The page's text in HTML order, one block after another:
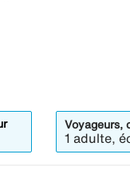
Voyageurs,
1 adulte,